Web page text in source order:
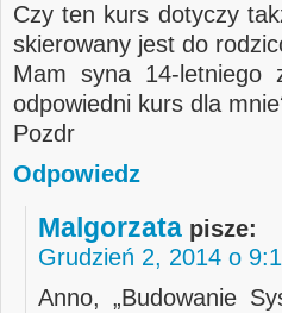
Czy ten kurs dotyczy
skierowany jest do
Mam syna 14-
odpowiedni kurs dla
Pozdr
Odpowiedz
Malgorzata pisze:
Grudzień 2, 2014 o
Anno, „Budowanie